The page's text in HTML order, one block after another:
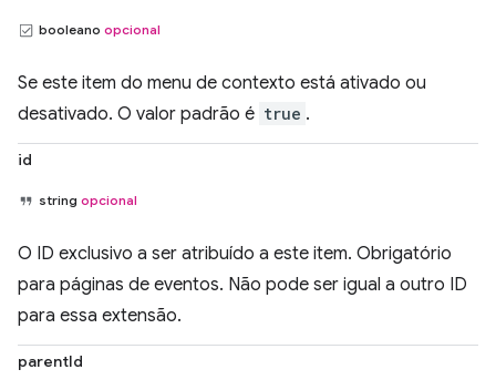
booleano opcional
Se este item do menu de contexto está ativado ou
desativado. O valor padrão é true .
id
string opcional
O ID exclusivo a ser atribuído a este item. Obrigatório
para páginas de eventos. Não pode ser igual a outro ID
para essa extensão.
parentId